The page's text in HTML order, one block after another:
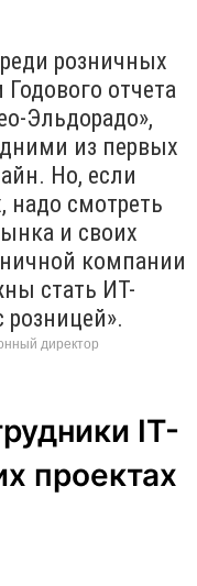
розничных
отчета
Эльдорадо»,
из первых
Но, если
надо смотреть
и своих
компании
стать ИТ-
директор
IT-
проектах